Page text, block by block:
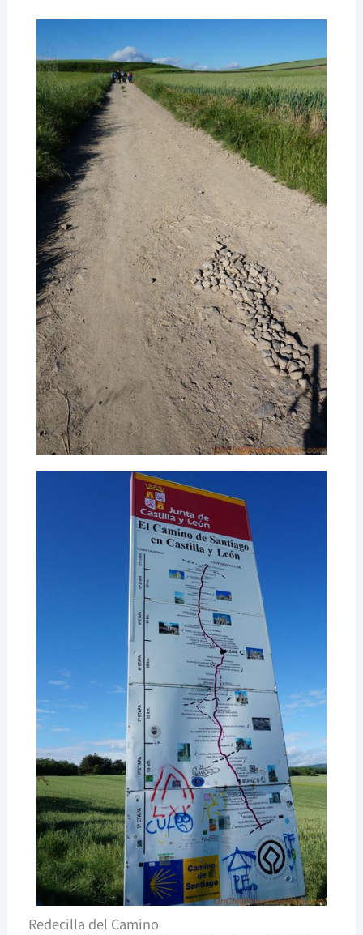
Redecilla del Camino